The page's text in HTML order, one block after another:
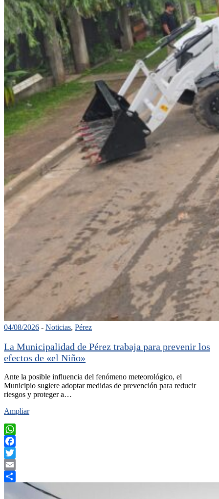
04/08/2026 - Noticias, Pérez
La Municipalidad de Pérez trabaja para prevenir los
efectos de «el Niño»
Ante la posible influencia del fenómeno meteorológico, el
Municipio sugiere adoptar medidas de prevención para reducir
riesgos y proteger a…
Ampliar
WhatsApp
Facebook
Twitter
Email
Compartir